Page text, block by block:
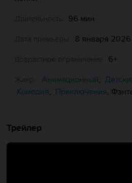
96 мин
8 января 2026
6+
Анимационный,
Комедия, Приключения,
Трейлер